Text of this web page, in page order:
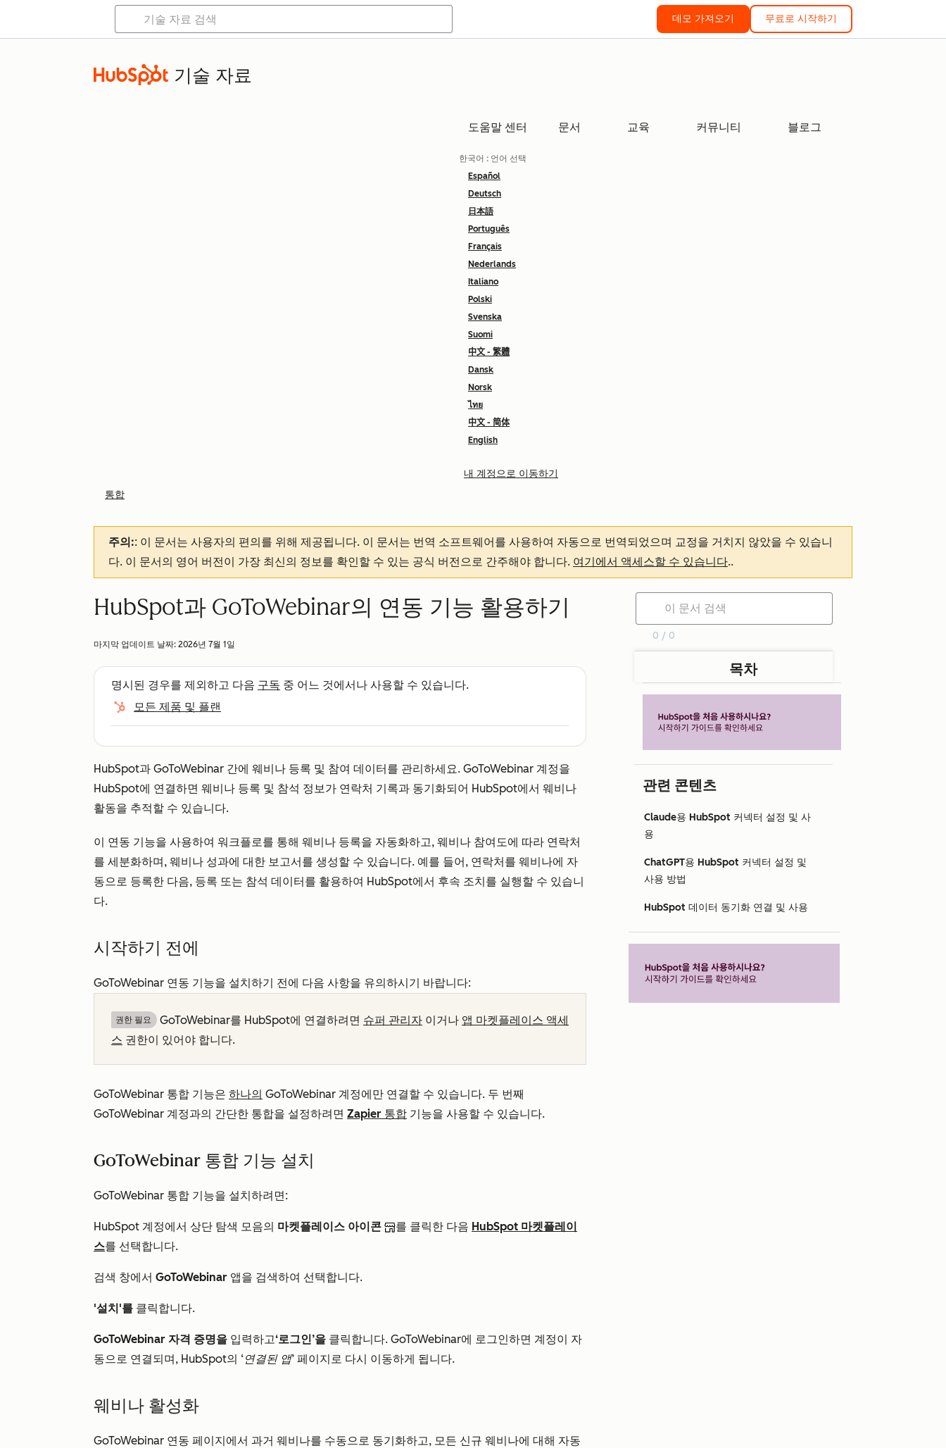
데모 가져오기 무료로 시작하기
기술 자료
도움말 센터 문서 교육 커뮤니티 블로그
한국어 : 언어 선택
Español
Deutsch
日本語
Português
Français
Nederlands
Italiano
Polski
Svenska
Suomi
中文 - 繁體
Dansk
Norsk
ไทย
中文 - 简体
English
내 계정으로 이동하기
통합
주의:: 이 문서는 사용자의 편의를 위해 제공됩니다. 이 문서는 번역 소프트웨어를 사용하여 자동으로 번역되었으며 교정을 거치지 않았을 수 있습니
다. 이 문서의 영어 버전이 가장 최신의 정보를 확인할 수 있는 공식 버전으로 간주해야 합니다. 여기에서 액세스할 수 있습니다..
HubSpot과 GoToWebinar의 연동 기능 활용하기
마지막 업데이트 날짜: 2026년 7월 1일
명시된 경우를 제외하고 다음 구독 중 어느 것에서나 사용할 수 있습니다.
모든 제품 및 플랜
HubSpot과 GoToWebinar 간에 웨비나 등록 및 참여 데이터를 관리하세요. GoToWebinar 계정을
HubSpot에 연결하면 웨비나 등록 및 참석 정보가 연락처 기록과 동기화되어 HubSpot에서 웨비나
활동을 추적할 수 있습니다.
이 연동 기능을 사용하여 워크플로를 통해 웨비나 등록을 자동화하고, 웨비나 참여도에 따라 연락처
를 세분화하며, 웨비나 성과에 대한 보고서를 생성할 수 있습니다. 예를 들어, 연락처를 웨비나에 자
동으로 등록한 다음, 등록 또는 참석 데이터를 활용하여 HubSpot에서 후속 조치를 실행할 수 있습니
다.
시작하기 전에
GoToWebinar 연동 기능을 설치하기 전에 다음 사항을 유의하시기 바랍니다:
권한 필요 GoToWebinar를 HubSpot에 연결하려면 슈퍼 관리자 이거나 앱 마켓플레이스 액세
스 권한이 있어야 합니다.
GoToWebinar 통합 기능은 하나의 GoToWebinar 계정에만 연결할 수 있습니다. 두 번째
GoToWebinar 계정과의 간단한 통합을 설정하려면 Zapier 통합 기능을 사용할 수 있습니다.
GoToWebinar 통합 기능 설치
GoToWebinar 통합 기능을 설치하려면:
HubSpot 계정에서 상단 탐색 모음의 마켓플레이스 아이콘 를 클릭한 다음 HubSpot 마켓플레이
스를 선택합니다.
검색 창에서 GoToWebinar 앱을 검색하여 선택합니다.
'설치'를 클릭합니다.
GoToWebinar 자격 증명을 입력하고‘로그인’을 클릭합니다. GoToWebinar에 로그인하면 계정이 자
동으로 연결되며, HubSpot의 ‘연결된 앱’ 페이지로 다시 이동하게 됩니다.
웨비나 활성화
GoToWebinar 연동 페이지에서 과거 웨비나를 수동으로 동기화하고, 모든 신규 웨비나에 대해 자동
0 / 0
목차
관련 콘텐츠
Claude용 HubSpot 커넥터 설정 및 사
용
ChatGPT용 HubSpot 커넥터 설정 및
사용 방법
HubSpot 데이터 동기화 연결 및 사용